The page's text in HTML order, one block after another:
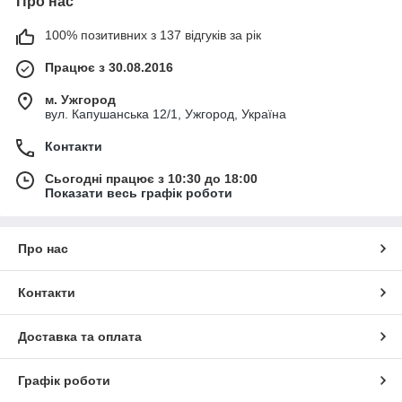
100% позитивних з 137 відгуків за рік
Працює з 30.08.2016
м. Ужгород
вул. Капушанська 12/1, Ужгород, Україна
Контакти
Сьогодні працює з 10:30 до 18:00
Показати весь графік роботи
Про нас
Контакти
Доставка та оплата
Графік роботи